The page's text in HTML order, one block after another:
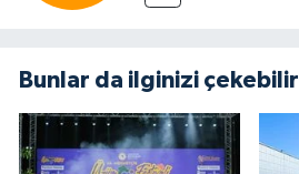
Bunlar da ilginizi çekebilir